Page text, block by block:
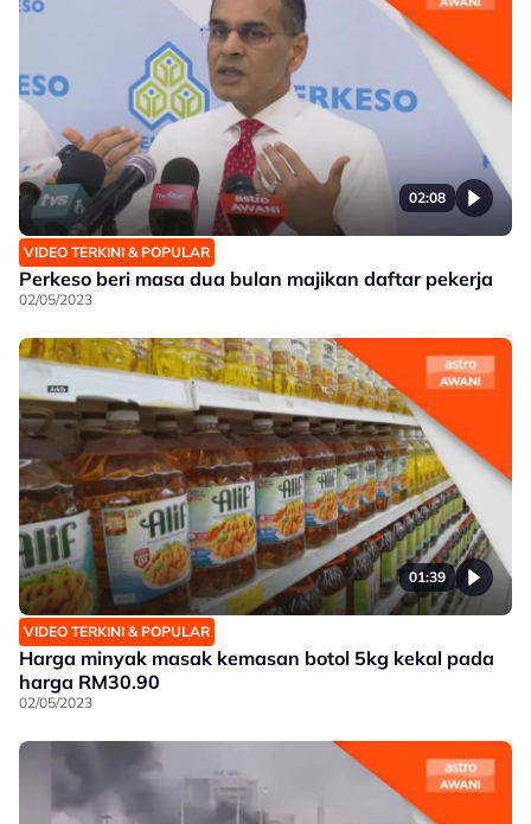
02:08
VIDEO TERKINI & POPULAR
Perkeso beri masa dua bulan majikan daftar pekerja
02/05/2023
01:39
VIDEO TERKINI & POPULAR
Harga minyak masak kemasan botol 5kg kekal pada
harga RM30.90
02/05/2023